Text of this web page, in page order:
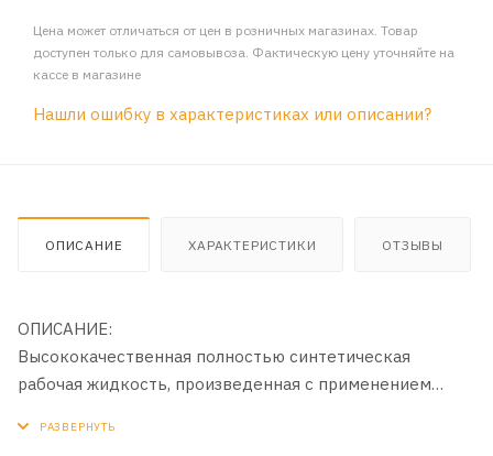
Цена может отличаться от цен в розничных магазинах. Товар
доступен только для самовывоза. Фактическую цену уточняйте на
кассе в магазине
Нашли ошибку в характеристиках или описании?
ОПИСАНИЕ ХАРАКТЕРИСТИКИ ОТЗЫВЫ
ОПИСАНИЕ:
Высококачественная полностью синтетическая
рабочая жидкость, произведенная с применением